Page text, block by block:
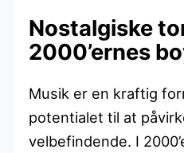
Nostalgiske
2000’ernes
Musik er en kraftig
potentialet til at
velbefindende. I